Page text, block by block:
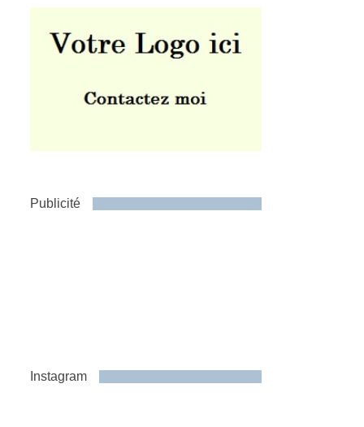
Publicité
Instagram